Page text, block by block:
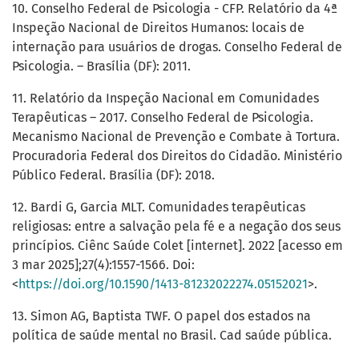
10. Conselho Federal de Psicologia - CFP. Relatório da 4ª
Inspeção Nacional de Direitos Humanos: locais de
internação para usuários de drogas. Conselho Federal de
Psicologia. – Brasília (DF): 2011.
11. Relatório da Inspeção Nacional em Comunidades
Terapêuticas – 2017. Conselho Federal de Psicologia.
Mecanismo Nacional de Prevenção e Combate à Tortura.
Procuradoria Federal dos Direitos do Cidadão. Ministério
Público Federal. Brasília (DF): 2018.
12. Bardi G, Garcia MLT. Comunidades terapêuticas
religiosas: entre a salvação pela fé e a negação dos seus
princípios. Ciênc Saúde Colet [internet]. 2022 [acesso em
3 mar 2025];27(4):1557-1566. Doi:
< https://doi.org/10.1590/1413-81232022274.05152021>.
13. Simon AG, Baptista TWF. O papel dos estados na
política de saúde mental no Brasil. Cad saúde pública.